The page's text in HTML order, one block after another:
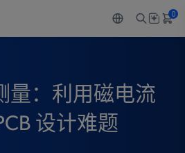
0
量：利用磁电流
设计难题